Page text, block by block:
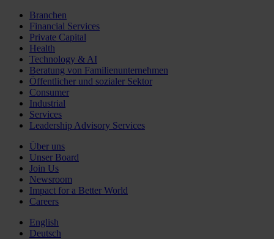
Branchen
Financial Services
Private Capital
Health
Technology & AI
Beratung von Familienunternehmen
Öffentlicher und sozialer Sektor
Consumer
Industrial
Services
Leadership Advisory Services
Über uns
Unser Board
Join Us
Newsroom
Impact for a Better World
Careers
English
Deutsch